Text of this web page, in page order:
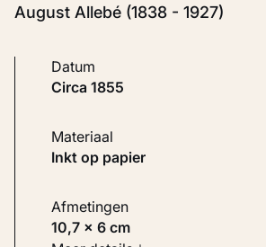
August Allebé (1838 - 1927)
Datum
circa 1855
Materiaal
Inkt op papier
Afmetingen
10,7 × 6 cm